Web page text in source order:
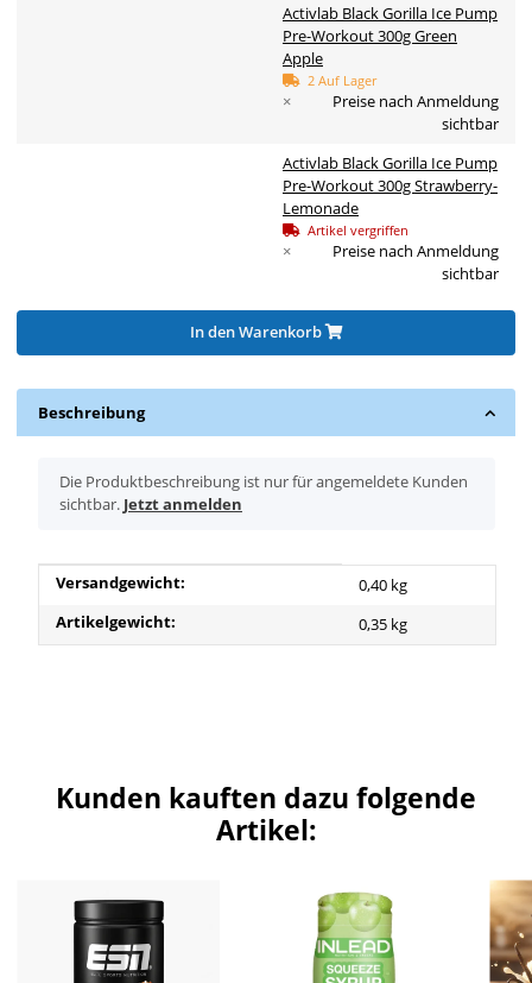
Activlab Black Gorilla Ice Pump
Pre-Workout 300g Green
Apple
2 Auf Lager
×
Preise nach Anmeldung
sichtbar
Activlab Black Gorilla Ice Pump
Pre-Workout 300g Strawberry-
Lemonade
Artikel vergriffen
×
Preise nach Anmeldung
sichtbar
In den Warenkorb
Beschreibung
x
Die Produktbeschreibung ist nur für angemeldete Kunden
sichtbar. Jetzt anmelden
Produkteigenschaft
Wert
Versandgewicht:
0,40 kg
Artikelgewicht:
0,35 kg
Kunden kauften dazu folgende
Artikel: